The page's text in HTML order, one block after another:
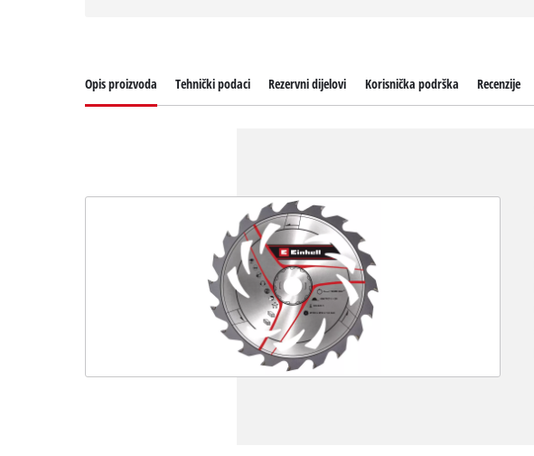
Opis proizvoda Tehnički podaci Rezervni dijelovi Korisnička podrška Recenzije